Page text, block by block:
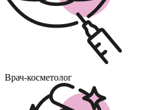
Врач-косметолог